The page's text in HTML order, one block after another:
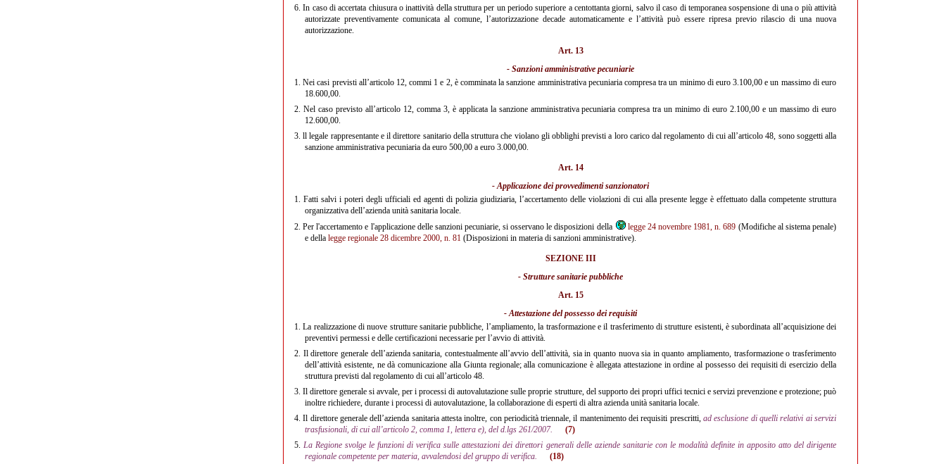
6. In caso di accertata chiusura o inattività della struttura per un periodo superiore a centottanta giorni, salvo il caso di temporanea sospensione di una o più attività
autorizzate preventivamente comunicata al comune, l’autorizzazione decade automaticamente e l’attività può essere ripresa previo rilascio di una nuova
autorizzazione.
Art. 13
- Sanzioni amministrative pecuniarie
1. Nei casi previsti all’articolo 12, commi 1 e 2, è comminata la sanzione amministrativa pecuniaria compresa tra un minimo di euro 3.100,00 e un massimo di euro
18.600,00.
2. Nel caso previsto all’articolo 12, comma 3, è applicata la sanzione amministrativa pecuniaria compresa tra un minimo di euro 2.100,00 e un massimo di euro
12.600,00.
3. ll legale rappresentante e il direttore sanitario della struttura che violano gli obblighi previsti a loro carico dal regolamento di cui all’articolo 48, sono soggetti alla
sanzione amministrativa pecuniaria da euro 500,00 a euro 3.000,00.
Art. 14
- Applicazione dei provvedimenti sanzionatori
1. Fatti salvi i poteri degli ufficiali ed agenti di polizia giudiziaria, l’accertamento delle violazioni di cui alla presente legge è effettuato dalla competente struttura
organizzativa dell’azienda unità sanitaria locale.
2. Per l'accertamento e l'applicazione delle sanzioni pecuniarie, si osservano le disposizioni della legge 24 novembre 1981, n. 689 (Modifiche al sistema penale)
e della legge regionale 28 dicembre 2000, n. 81 (Disposizioni in materia di sanzioni amministrative).
SEZIONE III
- Strutture sanitarie pubbliche
Art. 15
- Attestazione del possesso dei requisiti
1. La realizzazione di nuove strutture sanitarie pubbliche, l’ampliamento, la trasformazione e il trasferimento di strutture esistenti, è subordinata all’acquisizione dei
preventivi permessi e delle certificazioni necessarie per l’avvio di attività.
2. Il direttore generale dell’azienda sanitaria, contestualmente all’avvio dell’attività, sia in quanto nuova sia in quanto ampliamento, trasformazione o trasferimento
dell’attività esistente, ne dà comunicazione alla Giunta regionale; alla comunicazione è allegata attestazione in ordine al possesso dei requisiti di esercizio della
struttura previsti dal regolamento di cui all’articolo 48.
3. Il direttore generale si avvale, per i processi di autovalutazione sulle proprie strutture, del supporto dei propri uffici tecnici e servizi prevenzione e protezione; può
inoltre richiedere, durante i processi di autovalutazione, la collaborazione di esperti di altra azienda unità sanitaria locale.
4. Il direttore generale dell’azienda sanitaria attesta inoltre, con periodicità triennale, il mantenimento dei requisiti prescritti,ad esclusione di quelli relativi ai servizi
trasfusionali, di cui all’articolo 2, comma 1, lettera e), del d.lgs 261/2007.
(7)
5. La Regione svolge le funzioni di verifica sulle attestazioni dei direttori generali delle aziende sanitarie con le modalità definite in apposito atto del dirigente
regionale competente per materia, avvalendosi del gruppo di verifica.
(18)